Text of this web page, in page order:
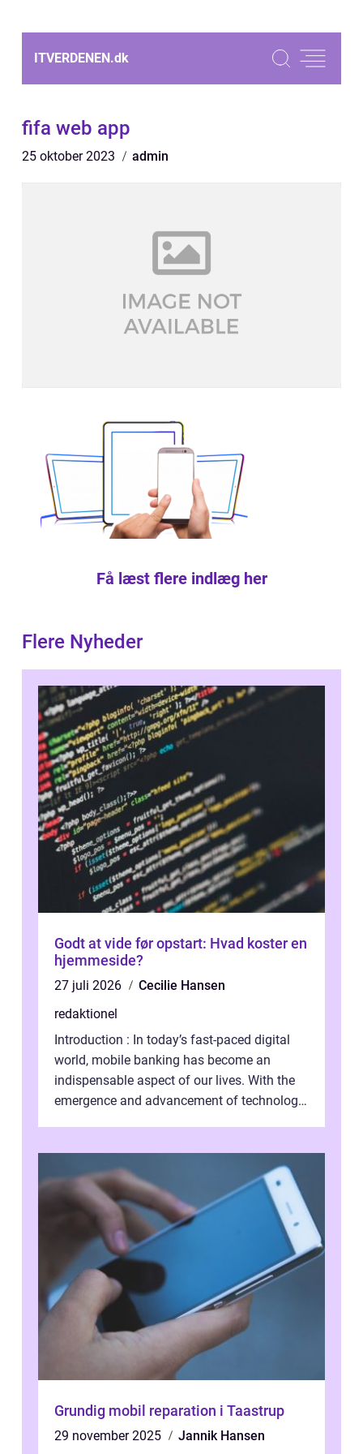
ITVERDENEN.dk
fifa web app
25 oktober 2023 admin
Få læst flere indlæg her
Flere Nyheder
Godt at vide før opstart: Hvad koster en
hjemmeside?
27 juli 2026
Cecilie Hansen
redaktionel
Introduction : In today’s fast-paced digital
world, mobile banking has become an
indispensable aspect of our lives. With the
emergence and advancement of technology,
Grundig mobil reparation i Taastrup
29 november 2025 Jannik Hansen